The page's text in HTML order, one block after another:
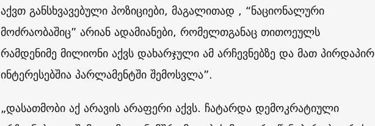
აქვთ განსხვავებული პოზიციები, მაგალითად , “ნაციონალური
მოძრაობაშიც” არიან ადამიანები, რომელთგანაც თითოეულს
რამდენიმე მილიონი აქვს დახარჯული ამ არჩევნებზე და მათ პირდაპირ
ინტერესებშია პარლამენტში შემოსვლა”.
„დასათმობი აქ არავის არაფერი აქვს. ჩატარდა დემოკრატიული